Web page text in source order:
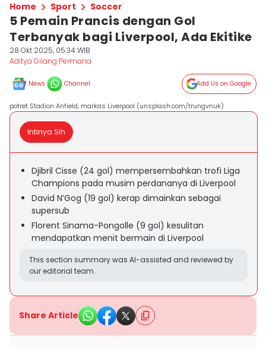
Home Sport Soccer
5 Pemain Prancis dengan Gol
Terbanyak bagi Liverpool, Ada Ekitike
28 Okt 2025, 05:34 WIB
Aditya Gilang Permana
News Channel Add Us on Google
potret Stadion Anfield, markas Liverpool (unsplash.com/trungvnuk)
Intinya Sih
Djibril Cisse (24 gol) mempersembahkan trofi Liga
Champions pada musim perdananya di Liverpool
David N’Gog (19 gol) kerap dimainkan sebagai
supersub
Florent Sinama-Pongolle (9 gol) kesulitan
mendapatkan menit bermain di Liverpool
This section summary was AI-assisted and reviewed by
our editorial team.
Share Article